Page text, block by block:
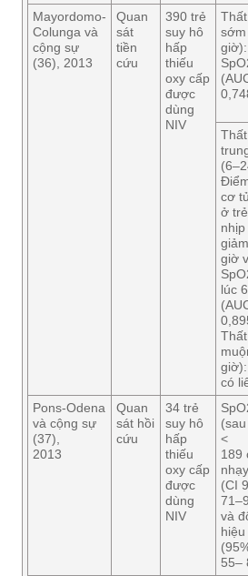
Mayordomo-
Colunga và
cộng sự
(36), 2013
Quan
sát
tiền
cứu
390 trẻ
suy hô
hấp
thiếu
oxy cấp
được
dùng
NIV
sớm
giờ):
cơ
ở
giờ
lúc
có
Pons-Odena
và cộng sự
(37),
2013
Quan
sát hồi
cứu
34 trẻ
suy hô
hấp
thiếu
oxy cấp
được
dùng
NIV
<
189
(CI
và
55–